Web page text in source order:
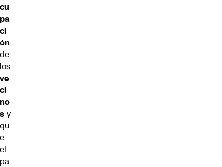
cu
pa
ci
ón
de
los
ve
ci
no
s y
qu
e
el
pa